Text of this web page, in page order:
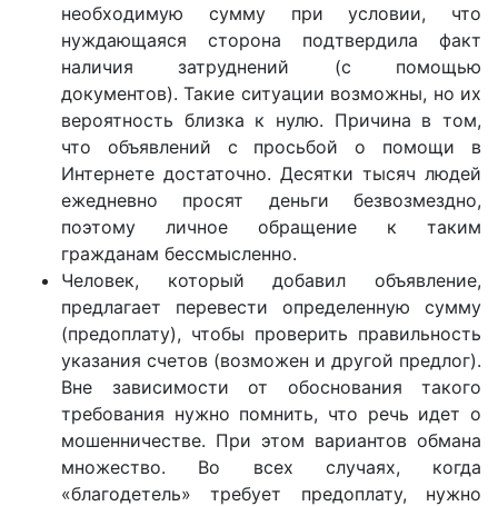
необходимую сумму при условии, что
нуждающаяся сторона подтвердила факт
наличия затруднений (с помощью
документов). Такие ситуации возможны, но их
вероятность близка к нулю. Причина в том,
что объявлений с просьбой о помощи в
Интернете достаточно. Десятки тысяч людей
ежедневно просят деньги безвозмездно,
поэтому личное обращение к таким
гражданам бессмысленно.
Человек, который добавил объявление,
предлагает перевести определенную сумму
(предоплату), чтобы проверить правильность
указания счетов (возможен и другой предлог).
Вне зависимости от обоснования такого
требования нужно помнить, что речь идет о
мошенничестве. При этом вариантов обмана
множество. Во всех случаях, когда
«благодетель» требует предоплату, нужно